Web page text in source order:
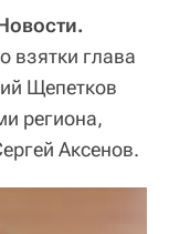
взятки глава
Щепетков
региона,
Аксенов.